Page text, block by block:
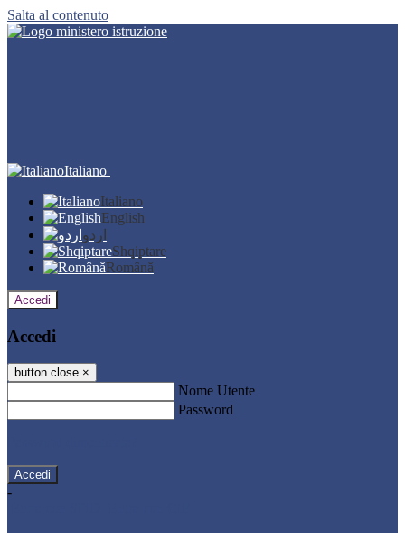
Salta al contenuto
Italiano
Italiano
English
اردو
Shqiptare
Română
Accedi
Accedi
button close ×
Nome Utente
Password
-